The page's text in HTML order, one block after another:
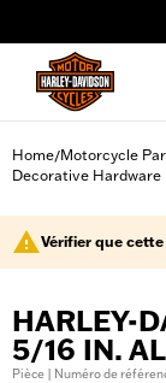
Home/Motorcycle
Decorative Hardware
Vérifier que
HARLEY-
5/16 IN.
Pièce | Numéro de